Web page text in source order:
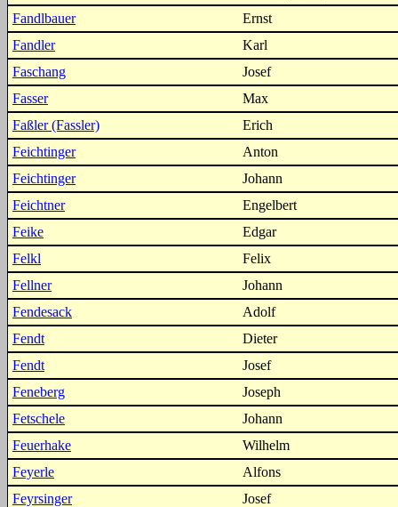
Fandlbauer
Ernst
Fandler
Karl
Faschang
Josef
Fasser
Max
Faßler (Fassler)
Erich
Feichtinger
Anton
Feichtinger
Johann
Feichtner
Engelbert
Feike
Edgar
Felkl
Felix
Fellner
Johann
Fendesack
Adolf
Fendt
Dieter
Fendt
Josef
Feneberg
Joseph
Fetschele
Johann
Feuerhake
Wilhelm
Feyerle
Alfons
Feyrsinger
Josef